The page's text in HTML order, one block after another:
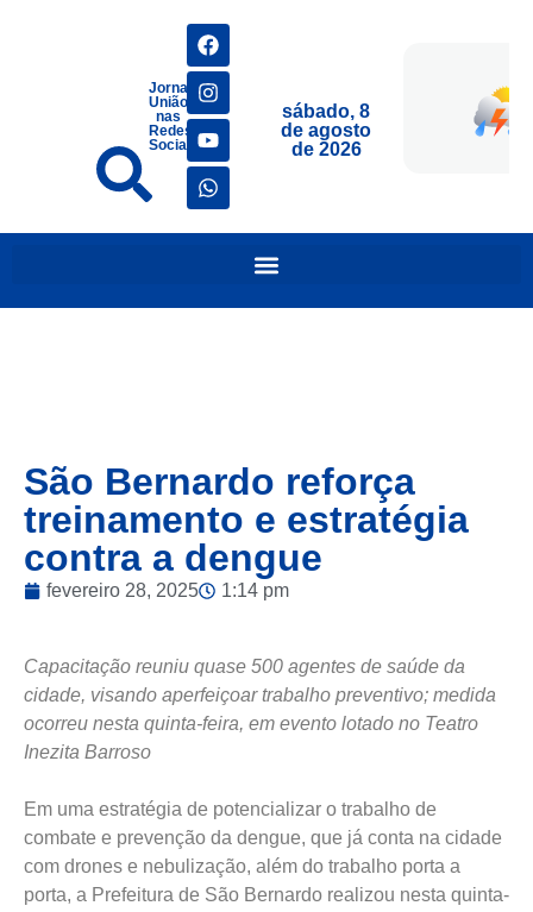
Jornais
União
nas
Redes
Sociais
sábado, 8
de agosto
de 2026
São Bernardo reforça
treinamento e estratégia
contra a dengue
fevereiro 28, 2025 1:14 pm
Capacitação reuniu quase 500 agentes de saúde da
cidade, visando aperfeiçoar trabalho preventivo; medida
ocorreu nesta quinta-feira, em evento lotado no Teatro
Inezita Barroso
Em uma estratégia de potencializar o trabalho de
combate e prevenção da dengue, que já conta na cidade
com drones e nebulização, além do trabalho porta a
porta, a Prefeitura de São Bernardo realizou nesta quinta-